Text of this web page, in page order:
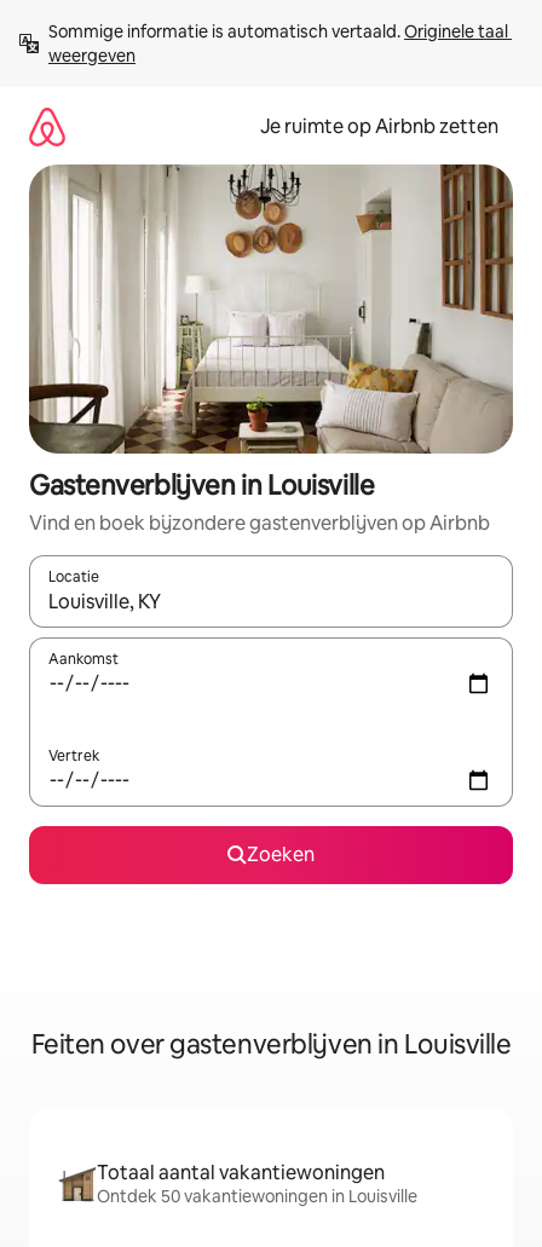
direct
naar
Sommige informatie is automatisch vertaald. Originele taal
weergeven
Je ruimte op Airbnb zetten
Gastenverblijven in Louisville
Vind en boek bijzondere gastenverblijven op Airbnb
Locatie
Wanneer er suggesties beschikbaar zijn, maak je een keuze
Aankomst
Vertrek
Zoeken
Feiten over gastenverblijven in Louisville
Totaal aantal vakantiewoningen
Ontdek 50 vakantiewoningen in Louisville